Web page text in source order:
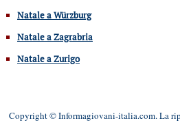
Natale a Würzburg
Natale a Zagrabria
Natale a Zurigo
Copyright © Informagiovani-italia.com. La